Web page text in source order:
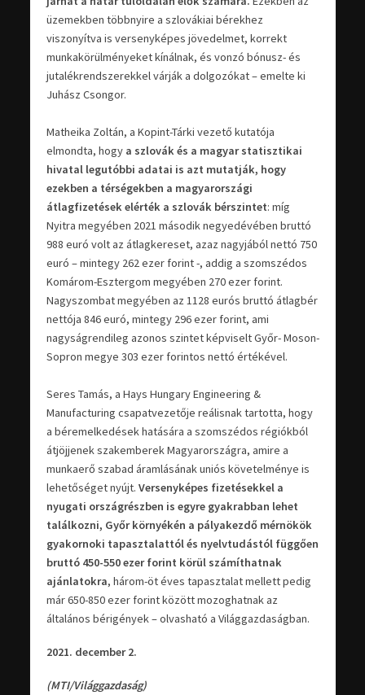
üzemekben többnyire a szlovákiai bérekhez
viszonyítva is versenyképes jövedelmet, korrekt
munkakörülményeket kínálnak, és vonzó bónusz- és
jutalékrendszerekkel várják a dolgozókat – emelte ki
Juhász Csongor.
Matheika Zoltán, a Kopint-Tárki vezető kutatója
elmondta, hogy a szlovák és a magyar statisztikai
hivatal legutóbbi adatai is azt mutatják, hogy
ezekben a térségekben a magyarországi
átlagfizetések elérték a szlovák bérszintet: míg
Nyitra megyében 2021 második negyedévében bruttó
988 euró volt az átlagkereset, azaz nagyjából nettó 750
euró – mintegy 262 ezer forint -, addig a szomszédos
Komárom-Esztergom megyében 270 ezer forint.
Nagyszombat megyében az 1128 eurós bruttó átlagbér
nettója 846 euró, mintegy 296 ezer forint, ami
nagyságrendileg azonos szintet képviselt Győr- Moson-
Sopron megye 303 ezer forintos nettó értékével.
Seres Tamás, a Hays Hungary Engineering &
Manufacturing csapatvezetője reálisnak tartotta, hogy
a béremelkedések hatására a szomszédos régiókból
átjöjjenek szakemberek Magyarországra, amire a
munkaerő szabad áramlásának uniós követelménye is
lehetőséget nyújt. Versenyképes fizetésekkel a
nyugati országrészben is egyre gyakrabban lehet
találkozni, Győr környékén a pályakezdő mérnökök
gyakornoki tapasztalattól és nyelvtudástól függően
bruttó 450-550 ezer forint körül számíthatnak
ajánlatokra, három-öt éves tapasztalat mellett pedig
már 650-850 ezer forint között mozoghatnak az
általános bérigények – olvasható a Világgazdaságban.
2021. december 2.
(MTI/Világgazdaság)